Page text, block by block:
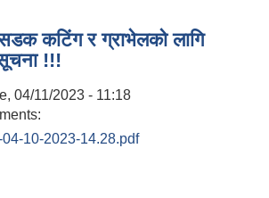
कटिंग र ग्राभेलको लागि
!!!
04/11/2023 - 11:18
10-2023-14.28.pdf